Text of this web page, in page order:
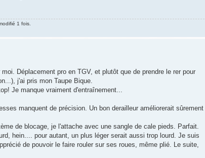
1 fois.
Déplacement pro en TGV, et plutôt que de prendre le rer pour
j'ai pris mon Taupe Bique.
Je manque vraiment d'entraînement...
manquent de précision. Un bon derailleur améliorerait sûrement
de blocage, je l'attache avec une sangle de cale pieds. Parfait.
hein.... pour autant, un plus léger serait aussi trop lourd. Je suis
de pouvoir le faire rouler sur ses roues, même plié. Le suite,